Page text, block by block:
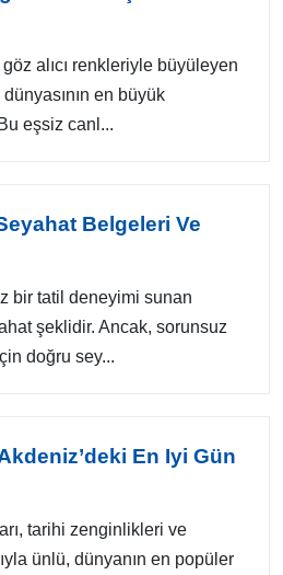
alıcı renkleriyle büyüleyen
en büyük
eşsiz canl...
Belgeleri Ve
bir tatil deneyimi sunan
şeklidir. Ancak, sorunsuz
doğru sey...
En Iyi Gün
tarihi zenginlikleri ve
ünlü, dünyanın en popüler